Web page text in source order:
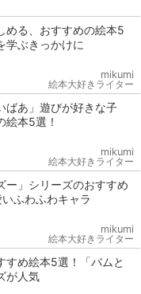
める、おすすめの絵本5
学ぶきっかけに
mikumi
絵本大好きライター
ばあ」遊びが好きな子
絵本5選！
mikumi
絵本大好きライター
ー」シリーズのおすすめ
ふわふわキャラ
mikumi
絵本大好きライター
すめ絵本5選！「バムと
が人気